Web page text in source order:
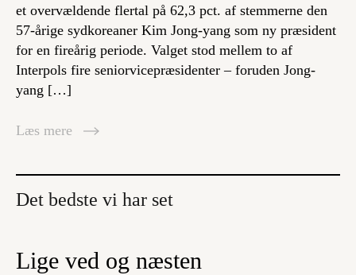
et overvældende flertal på 62,3 pct. af stemmerne den
57-årige sydkoreaner Kim Jong-yang som ny præsident
for en fireårig periode. Valget stod mellem to af
Interpols fire seniorvicepræsidenter – foruden Jong-
yang […]
Læs mere
Det bedste vi har set
Lige ved og næsten